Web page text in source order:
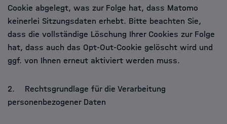
Cookie abgelegt, was zur Folge hat, dass Matomo
keinerlei Sitzungsdaten erhebt. Bitte beachten Sie,
dass die vollständige Löschung Ihrer Cookies zur Folge
hat, dass auch das Opt-Out-Cookie gelöscht wird und
ggf. von Ihnen erneut aktiviert werden muss.
2. Rechtsgrundlage für die Verarbeitung
personenbezogener Daten